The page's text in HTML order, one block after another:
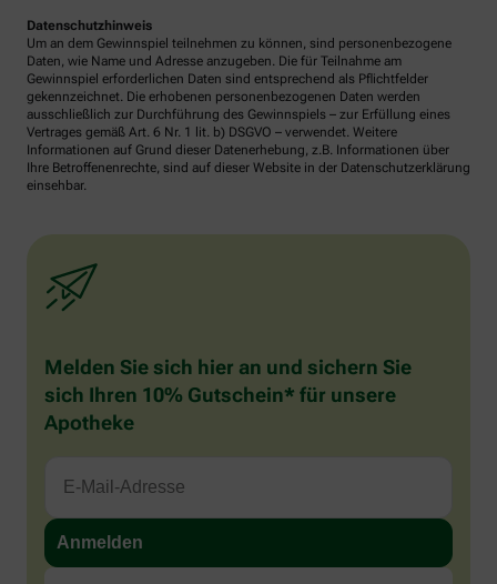
Datenschutzhinweis
Um an dem Gewinnspiel teilnehmen zu können, sind personenbezogene
Daten, wie Name und Adresse anzugeben. Die für Teilnahme am
Gewinnspiel erforderlichen Daten sind entsprechend als Pflichtfelder
gekennzeichnet. Die erhobenen personenbezogenen Daten werden
ausschließlich zur Durchführung des Gewinnspiels – zur Erfüllung eines
Vertrages gemäß Art. 6 Nr. 1 lit. b) DSGVO – verwendet. Weitere
Informationen auf Grund dieser Datenerhebung, z.B. Informationen über
Ihre Betroffenenrechte, sind auf dieser Website in der Datenschutzerklärung
einsehbar.
Melden Sie sich hier an und sichern Sie
sich Ihren 10% Gutschein* für unsere
Apotheke